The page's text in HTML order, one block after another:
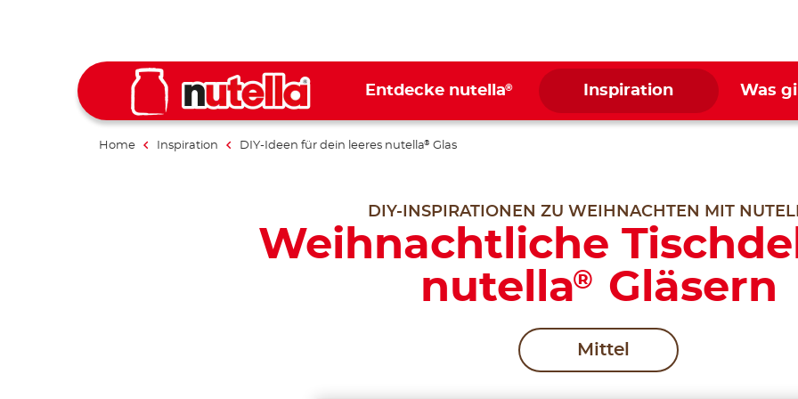
Entdecke nutella® Inspiration Was
Home Inspiration DIY-Ideen für dein leeres nutella® Glas
DIY-INSPIRATIONEN ZU WEIHNACHTEN MIT
Weihnachtliche
nutella® Gläsern
Mittel